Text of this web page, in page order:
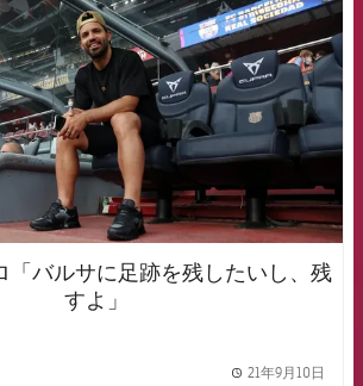
「バルサに足跡を残したいし、残
すよ」
21年9月10日